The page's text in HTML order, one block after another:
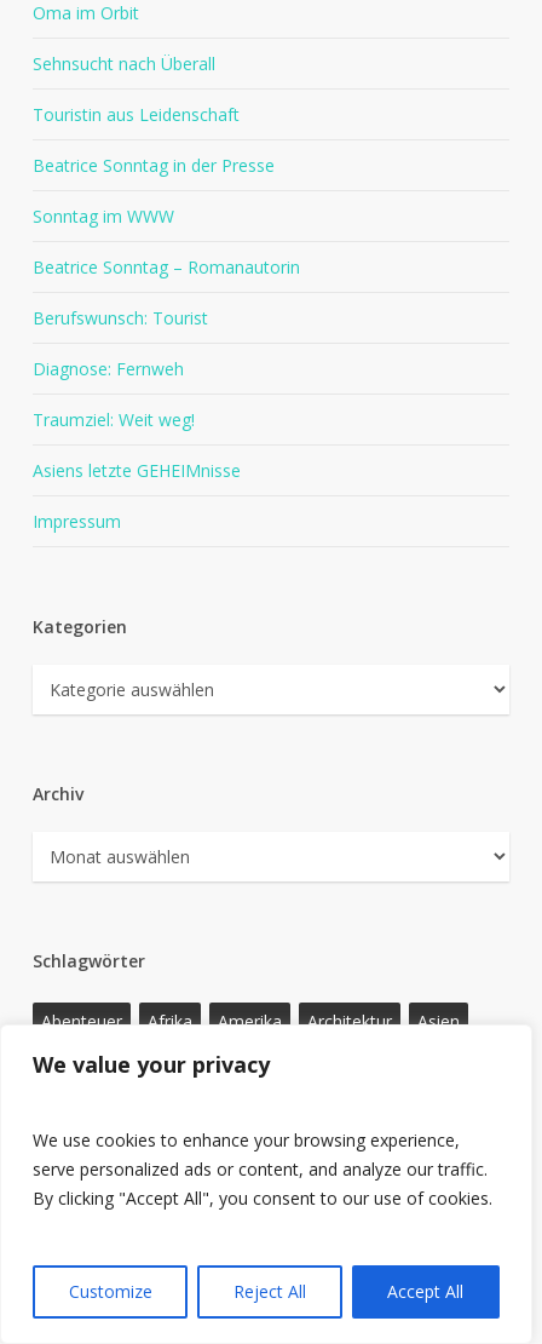
We value your privacy
We use cookies to enhance your browsing experience,
serve personalized ads or content, and analyze our traffic.
By clicking "Accept All", you consent to our use of cookies.
Customize Reject All Accept All
Oma im Orbit
Sehnsucht nach Überall
Touristin aus Leidenschaft
Beatrice Sonntag in der Presse
Sonntag im WWW
Beatrice Sonntag – Romanautorin
Berufswunsch: Tourist
Diagnose: Fernweh
Traumziel: Weit weg!
Asiens letzte GEHEIMnisse
Impressum
Kategorien
Kategorien
Archiv
Archiv
Schlagwörter
Abenteuer Afrika Amerika Architektur
Asien
Beatrice Sonntag
Coronaferien
Großbritannien
Hauptstadt Indien Italien
Karibik
Kultur
Kurztrip Lateinamerika
Libanon
Naturwunder
Nordafrika Nordamerika
Osteuropa
Reisebericht Reiseberichte Reisetipp